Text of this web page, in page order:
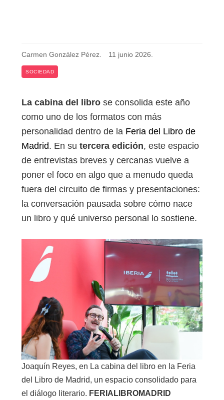
Carmen González Pérez. 11 junio 2026.
SOCIEDAD
La cabina del libro se consolida este año
como uno de los formatos con más
personalidad dentro de la Feria del Libro de
Madrid. En su tercera edición, este espacio
de entrevistas breves y cercanas vuelve a
poner el foco en algo que a menudo queda
fuera del circuito de firmas y presentaciones:
la conversación pausada sobre cómo nace
un libro y qué universo personal lo sostiene.
Joaquín Reyes, en La cabina del libro en la Feria
del Libro de Madrid, un espacio consolidado para
el diálogo literario. FERIALIBROMADRID